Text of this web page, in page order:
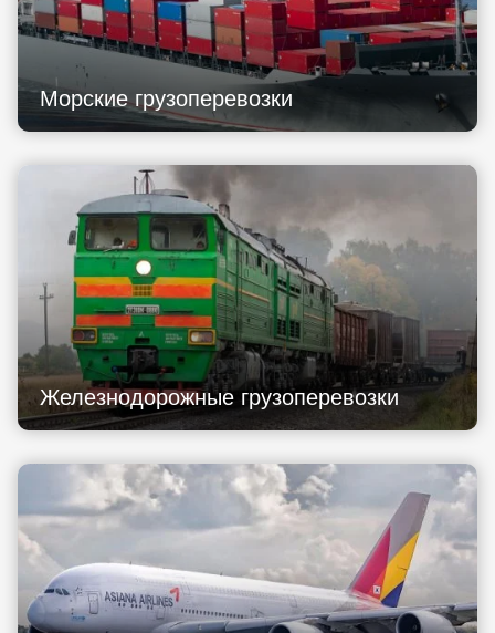
Морские грузоперевозки
Железнодорожные грузоперевозки